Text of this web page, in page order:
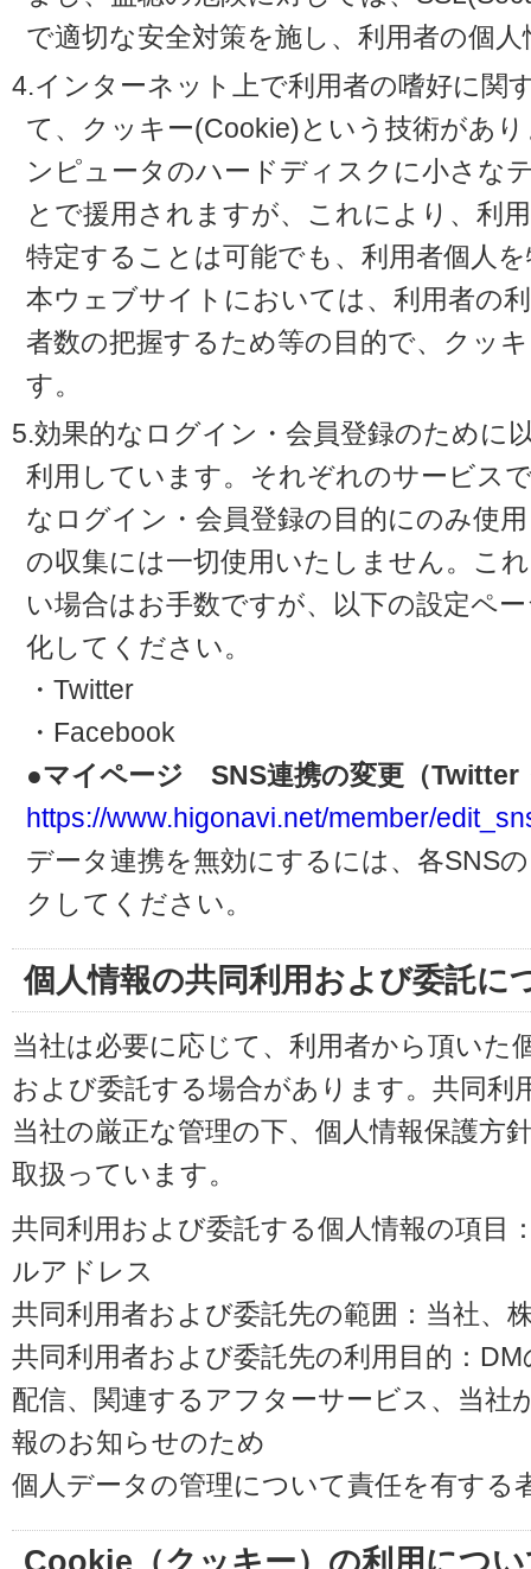
で適切な安全対策を施し、利用者の個
4.インターネット上で利用者の嗜好に関
て、クッキー(Cookie)という技術があ
ンピュータのハードディスクに小さな
とで援用されますが、これにより、利
特定することは可能でも、利用者個人
本ウェブサイトにおいては、利用者の
者数の把握するため等の目的で、クッ
す。
5.効果的なログイン・会員登録のために
利用しています。それぞれのサービス
なログイン・会員登録の目的にのみ使
の収集には一切使用いたしません。こ
い場合はお手数ですが、以下の設定ペ
化してください。
・Twitter
・Facebook
●マイページ SNS連携の変更（Twitter
https://www.higonavi.net/member/
データ連携を無効にするには、各SNS
クしてください。
個人情報の共同利用および委託に
当社は必要に応じて、利用者から頂いた
および委託する場合があります。共同利
当社の厳正な管理の下、個人情報保護方
取扱っています。
共同利用および委託する個人情報の項目
ルアドレス
共同利用者および委託先の範囲：当社、
共同利用者および委託先の利用目的：
配信、関連するアフターサービス、当社
報のお知らせのため
個人データの管理について責任を有する
Cookie（クッキー）の利用につ